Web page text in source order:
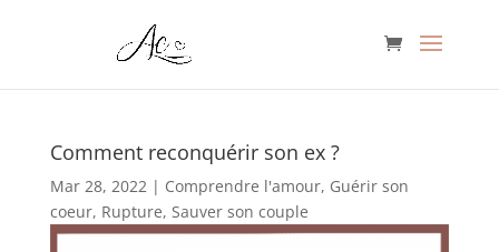
Comment reconquérir son ex ?
Mar 28, 2022| Comprendre l'amour, Guérir son
coeur, Rupture, Sauver son couple